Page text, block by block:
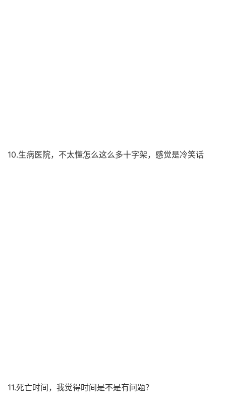
10.生病医院，不太懂怎么这么多十字架，感觉是冷笑话
11.死亡时间，我觉得时间是不是有问题？